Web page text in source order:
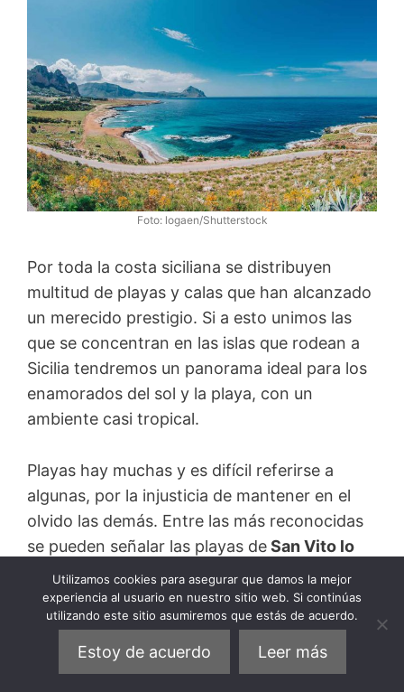
Foto: logaen/Shutterstock
Por toda la costa siciliana se distribuyen
multitud de playas y calas que han alcanzado
un merecido prestigio. Si a esto unimos las
que se concentran en las islas que rodean a
Sicilia tendremos un panorama ideal para los
enamorados del sol y la playa, con un
ambiente casi tropical.
Playas hay muchas y es difícil referirse a
algunas, por la injusticia de mantener en el
olvido las demás. Entre las más reconocidas
se pueden señalar las playas deSan Vito lo
Capo, la playa de Mondello, la de Isola Bella
una de las más hermosas de toda Europa, o la
playa de Cefalú.
16. Descubrir la “momia
Utilizamos cookies para asegurar que damos la mejor
experiencia al usuario en nuestro sitio web. Si continúas
utilizando este sitio asumiremos que estás de acuerdo.
Estoy de acuerdo Leer más